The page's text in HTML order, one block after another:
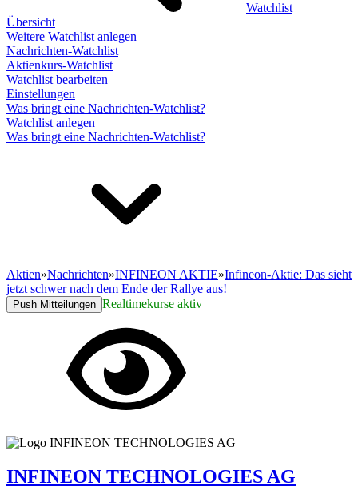
Watchlist
Übersicht
Weitere Watchlist anlegen
Nachrichten-Watchlist
Aktienkurs-Watchlist
Watchlist bearbeiten
Einstellungen
Was bringt eine Nachrichten-Watchlist?
Watchlist anlegen
Was bringt eine Nachrichten-Watchlist?
Aktien»Nachrichten»INFINEON AKTIE»Infineon-Aktie: Das sieht
jetzt schwer nach dem Ende der Rallye aus!
Push Mitteilungen Realtimekurse aktiv
INFINEON TECHNOLOGIES AG